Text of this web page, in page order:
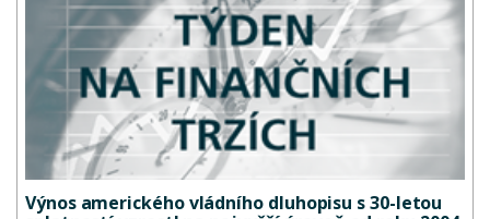
Výnos amerického vládního dluhopisu s 30-letou